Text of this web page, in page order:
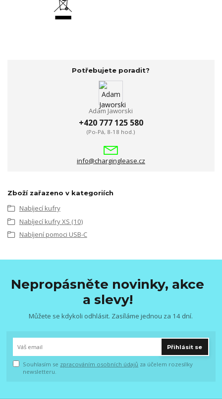
Potřebujete poradit?
Adam Jaworski
+420 777 125 580
(Po-Pá, 8-18 hod.)
info@charginglease.cz
Zboží zařazeno v kategoriích
Nabíjecí kufry
Nabíjecí kufry XS (10)
Nabíjení pomoci USB-C
Nepropásněte novinky, akce
a slevy!
Můžete se kdykoli odhlásit. Zasíláme jednou za 14 dní.
Přihlásit se
Souhlasím se zpracováním osobních údajů za účelem rozesílky
newsletteru.